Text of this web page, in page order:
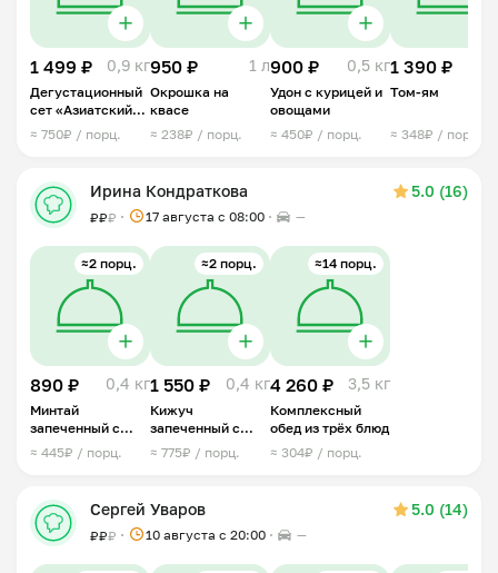
1 499 ₽ 0,9 кг
Дегустационный
сет «Азиатский
дуэт»
≈ 750₽ / порц.
950 ₽ 1 л
Окрошка на
квасе
≈ 238₽ / порц.
900 ₽ 0,5 кг
Удон с курицей и
овощами
≈ 450₽ / порц.
1 390 ₽
Том-ям
≈ 348₽ / порц.
Ирина Кондраткова 5.0 (16)
₽₽₽ 17 августа с 08:00 —
≈2 порц.
890 ₽ 0,4 кг
Минтай
запеченный с
овощами
≈ 445₽ / порц.
≈2 порц.
1 550 ₽ 0,4 кг
Кижуч
запеченный с
сыром и
помидорами
≈ 775₽ / порц.
≈14 порц.
4 260 ₽ 3,5 кг
Комплексный
обед из трёх блюд
≈ 304₽ / порц.
Сергей Уваров 5.0 (14)
₽₽₽ 10 августа с 20:00 —